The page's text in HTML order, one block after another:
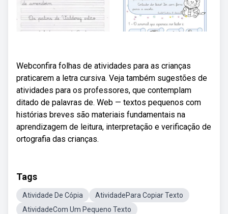
Webconfira folhas de atividades para as crianças
praticarem a letra cursiva. Veja também sugestões de
atividades para os professores, que contemplam
ditado de palavras de. Web — textos pequenos com
histórias breves são materiais fundamentais na
aprendizagem de leitura, interpretação e verificação de
ortografia das crianças.
Tags
Atividade De Cópia
AtividadePara Copiar Texto
AtividadeCom Um Pequeno Texto